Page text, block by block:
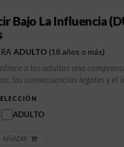
Bajo La Influencia
ADULTO (18 años o más)
a los adultos una
las consecuencias legales y el
explorarán la toma de
y las estrategias para
ADULTO
AÑADIR